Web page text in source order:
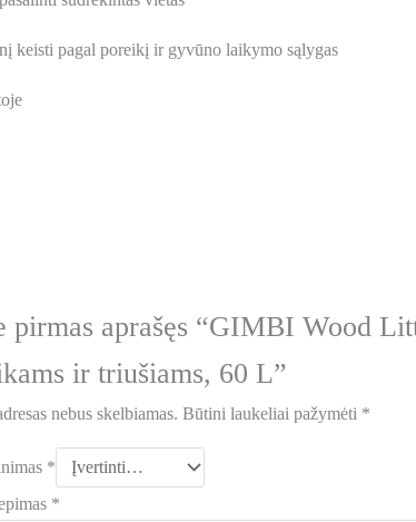
keisti pagal poreikį ir gyvūno laikymo sąlygas
pirmas aprašęs “GIMBI Wood
ir triušiams, 60 L”
nebus skelbiamas. Būtini laukeliai pažymėti *
*
*